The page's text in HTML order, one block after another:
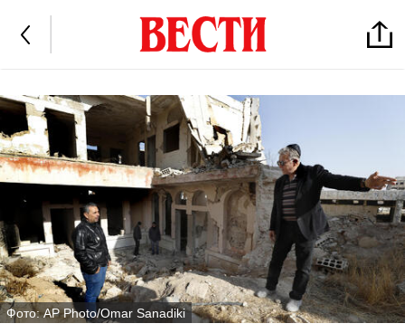
Фото: AP Photo/Omar Sanadiki